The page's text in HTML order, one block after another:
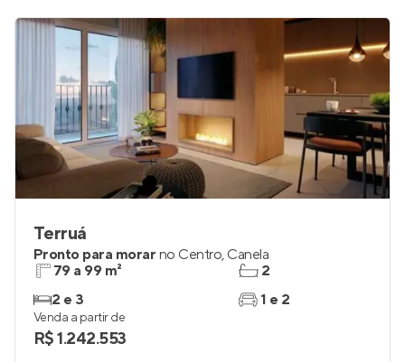
Terruá
Pronto para morar no Centro, Canela
79 a 99 m²
2 e 3
2
1 e 2
Venda a partir de
R$ 1.242.553